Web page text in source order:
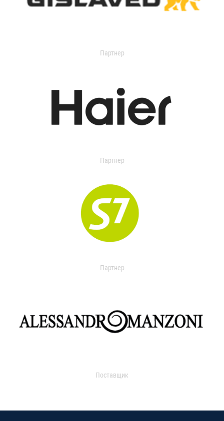
Партнер
Партнер
Партнер
Поставщик